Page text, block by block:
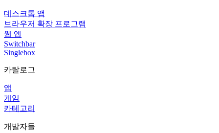
데스크톱 앱
브라우저 확장 프로그램
웹 앱
Switchbar
Singlebox
카탈로그
앱
게임
카테고리
개발자들